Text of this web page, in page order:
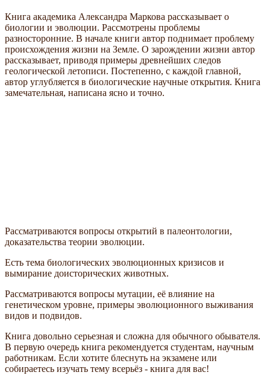
Книга академика Александра Маркова рассказывает о
биологии и эволюции. Рассмотрены проблемы
разносторонние. В начале книги автор поднимает проблему
происхождения жизни на Земле. О зарождении жизни автор
рассказывает, приводя примеры древнейших следов
геологической летописи. Постепенно, с каждой главной,
автор углубляется в биологические научные открытия. Книга
замечательная, написана ясно и точно.
Рассматриваются вопросы открытий в палеонтологии,
доказательства теории эволюции.
Есть тема биологических эволюционных кризисов и
вымирание доисторических животных.
Рассматриваются вопросы мутации, её влияние на
генетическом уровне, примеры эволюционного выживания
видов и подвидов.
Книга довольно серьезная и сложна для обычного обывателя.
В первую очередь книга рекомендуется студентам, научным
работникам. Если хотите блеснуть на экзамене или
собираетесь изучать тему всерьёз - книга для вас!